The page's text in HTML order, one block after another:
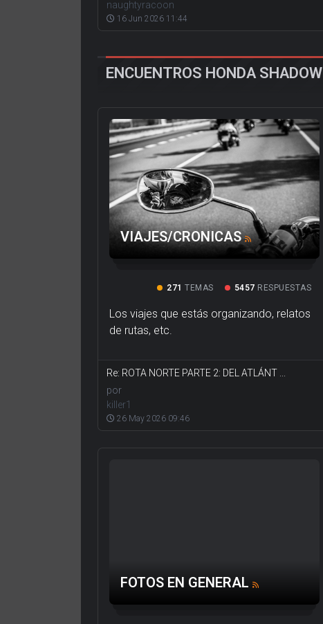
naughtyracoon
16 Jun 2026 11:44
ENCUENTROS HONDA SHADOW
VIAJES/CRONICAS
271 TEMAS 5457 RESPUESTAS
Los viajes que estás organizando, relatos
de rutas, etc.
Re: ROTA NORTE PARTE 2: DEL ATLÁNT ...
por
killer1
26 May 2026 09:46
FOTOS EN GENERAL